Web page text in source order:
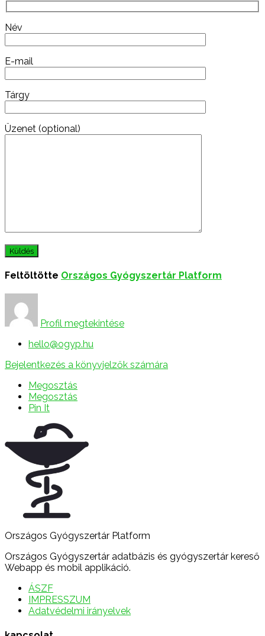
Név
E-mail
Tárgy
Üzenet (optional)
Feltöltötte Országos Gyógyszertár Platform
Profil megtekintése
hello@ogyp.hu
Bejelentkezés a könyvjelzők számára
Megosztás
Megosztás
Pin It
Országos Gyógyszertár Platform
Országos Gyógyszertár adatbázis és gyógyszertár kereső
Webapp és mobil applikáció.
ÁSZF
IMPRESSZUM
Adatvédelmi irányelvek